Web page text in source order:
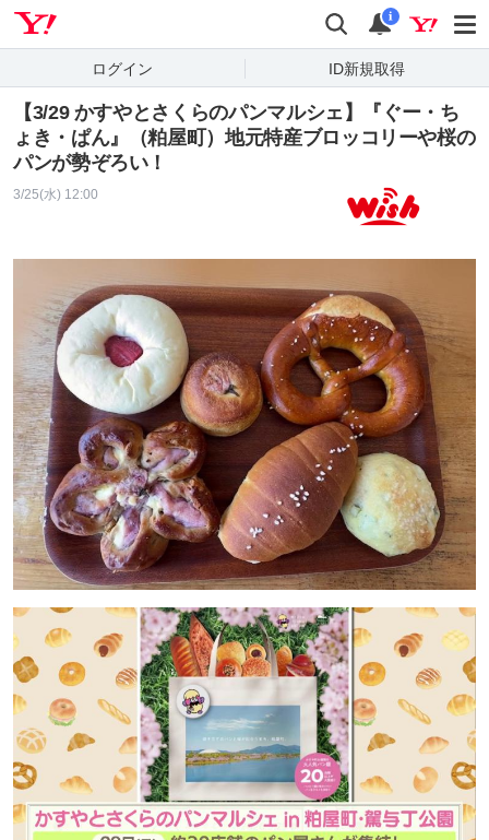
検索 通知
i
ログイン ID新規取得
【3/29 かすやとさくらのパンマルシェ】『ぐー・ち
ょき・ぱん』（粕屋町）地元特産ブロッコリーや桜の
パンが勢ぞろい！
3/25(水) 12:00